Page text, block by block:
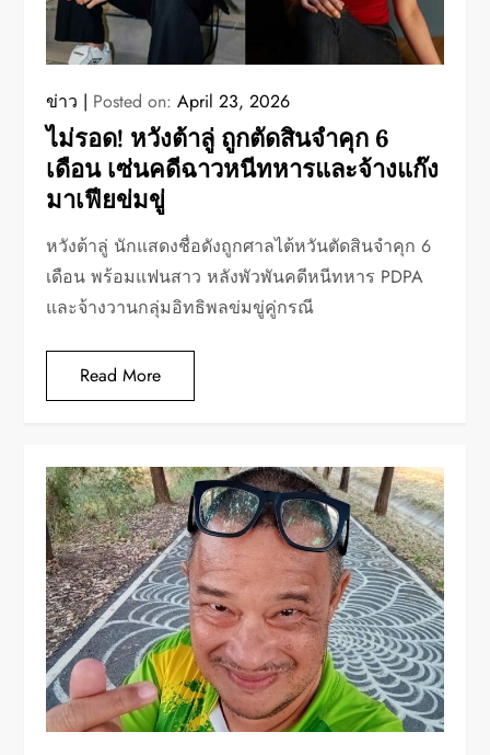
ข่าว Posted on:April 23, 2026
ไม่รอด! หวังต้าลู่ ถูกตัดสินจำคุก 6
เดือน เซ่นคดีฉาวหนีทหารและจ้างแก๊ง
มาเฟียข่มขู่
หวังต้าลู่ นักแสดงชื่อดังถูกศาลไต้หวันตัดสินจำคุก 6
เดือน พร้อมแฟนสาว หลังพัวพันคดีหนีทหาร PDPA
และจ้างวานกลุ่มอิทธิพลข่มขู่คู่กรณี
Read More